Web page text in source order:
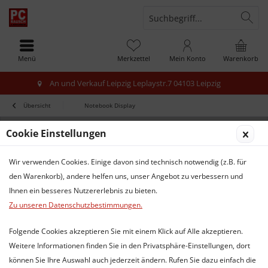
An und Verkauf Leipzig Leplaystr.7 04103 Leipzig
Warenkorb
Merkzettel Mein Konto
Menü
Übersicht Notebook Display
Cookie Einstellungen
Wir verwenden Cookies. Einige davon sind technisch notwendig (z.B. für
den Warenkorb), andere helfen uns, unser Angebot zu verbessern und
Ihnen ein besseres Nutzererlebnis zu bieten.
Zu unseren Datenschutzbestimmungen.
Folgende Cookies akzeptieren Sie mit einem Klick auf Alle akzeptieren.
Weitere Informationen finden Sie in den Privatsphäre-Einstellungen, dort
können Sie Ihre Auswahl auch jederzeit ändern. Rufen Sie dazu einfach die